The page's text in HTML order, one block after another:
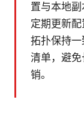
置与本地
定期更新
拓扑保持
清单，避
销。